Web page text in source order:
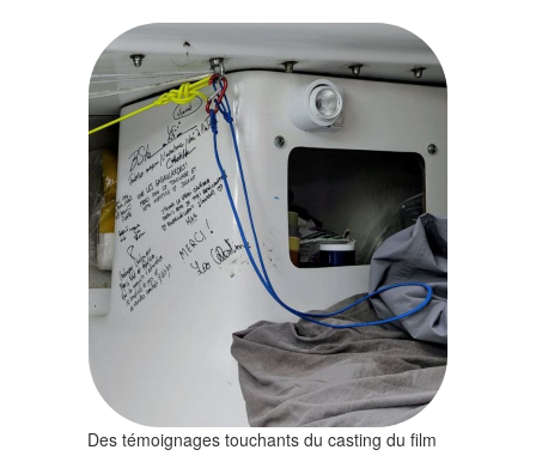
Des témoignages touchants du casting du film